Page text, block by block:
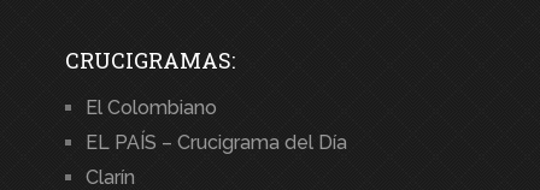
CRUCIGRAMAS:
El Colombiano
EL PAÍS – Crucigrama del Día
Clarín